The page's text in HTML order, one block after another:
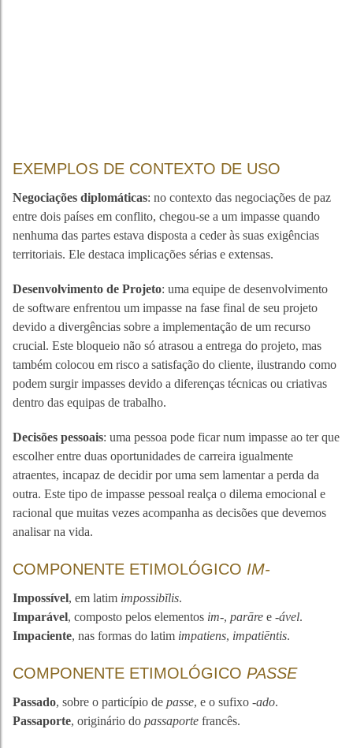
EXEMPLOS DE CONTEXTO DE USO
Negociações diplomáticas: no contexto das negociações de paz
entre dois países em conflito, chegou-se a um impasse quando
nenhuma das partes estava disposta a ceder às suas exigências
territoriais. Ele destaca implicações sérias e extensas.
Desenvolvimento de Projeto: uma equipe de desenvolvimento
de software enfrentou um impasse na fase final de seu projeto
devido a divergências sobre a implementação de um recurso
crucial. Este bloqueio não só atrasou a entrega do projeto, mas
também colocou em risco a satisfação do cliente, ilustrando como
podem surgir impasses devido a diferenças técnicas ou criativas
dentro das equipas de trabalho.
Decisões pessoais: uma pessoa pode ficar num impasse ao ter que
escolher entre duas oportunidades de carreira igualmente
atraentes, incapaz de decidir por uma sem lamentar a perda da
outra. Este tipo de impasse pessoal realça o dilema emocional e
racional que muitas vezes acompanha as decisões que devemos
analisar na vida.
COMPONENTE ETIMOLÓGICO IM-
Impossível, em latim impossibĭlis.
Imparável, composto pelos elementos im-, parāre e -ável.
Impaciente, nas formas do latim impatiens, impatiēntis.
COMPONENTE ETIMOLÓGICO PASSE
Passado, sobre o particípio de passe, e o sufixo -ado.
Passaporte, originário do passaporte francês.